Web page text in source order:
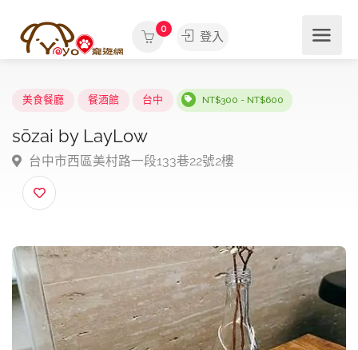
0
登入
美食餐廳 餐酒館 台中 NT$300 - NT$600
sōzai by LayLow
台中市西區美村路一段133巷22號2樓